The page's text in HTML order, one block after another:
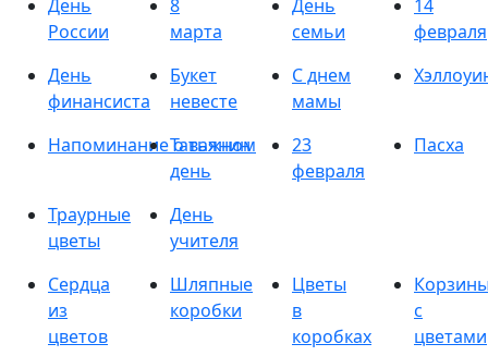
День
России
8
марта
День
семьи
14
февраля
День
финансиста
Букет
невесте
С днем
мамы
Напоминание о важном
Татьянин
день
23
февраля
Пасха
Траурные
цветы
День
учителя
Сердца
из
цветов
Шляпные
коробки
Цветы
в
коробках
с
цветами